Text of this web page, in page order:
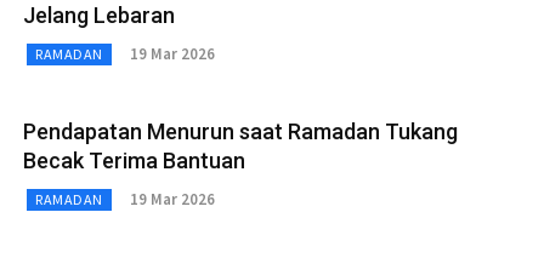
Jelang Lebaran
RAMADAN 19 Mar 2026
Pendapatan Menurun saat Ramadan Tukang
Becak Terima Bantuan
RAMADAN 19 Mar 2026